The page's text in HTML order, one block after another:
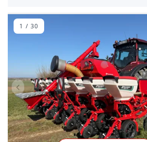
Artículo anterior
1 / 30